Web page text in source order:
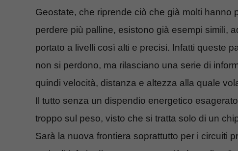
Geostate, che riprende ciò che già molti hanno
perdere più palline, esistono già esempi simili,
portato a livelli così alti e precisi. Infatti queste
non si perdono, ma rilasciano una serie di
quindi velocità, distanza e altezza alla quale
Il tutto senza un dispendio energetico
troppo sul peso, visto che si tratta solo di un
Sarà la nuova frontiera soprattutto per i circuiti